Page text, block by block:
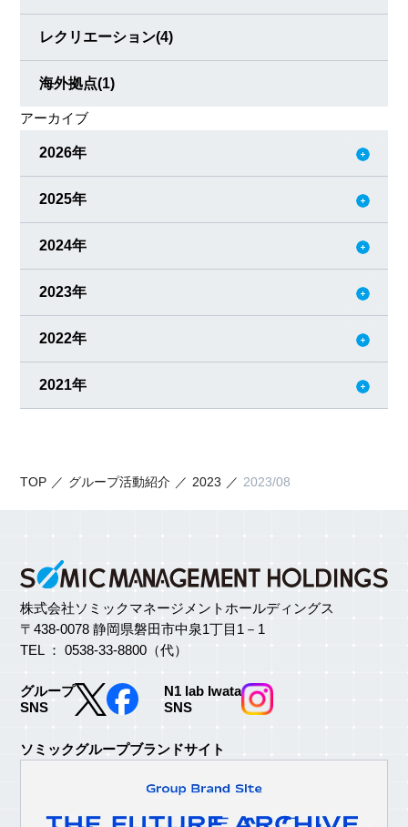
レクリエーション(4)
海外拠点(1)
アーカイブ
2026年
2025年
2024年
2023年
2022年
2021年
TOP グループ活動紹介 2023 2023/08
株式会社ソミックマネージメントホールディングス
〒438-0078 静岡県磐田市中泉1丁目1－1
TEL ： 0538-33-8800（代）
グループ
SNS
N1 lab Iwata
SNS
ソミックグループブランドサイト